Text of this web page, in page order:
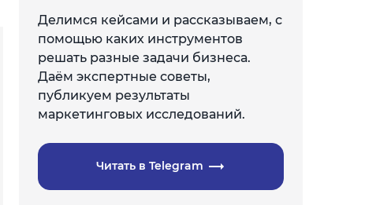
Делимся кейсами и рассказываем, с
помощью каких инструментов
решать разные задачи бизнеса.
Даём экспертные советы,
публикуем результаты
маркетинговых исследований.
Читать в Telegram